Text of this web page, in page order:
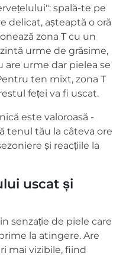
spală-te pe
delicat, așteaptă o oră
zona T cu un
urme de grăsime,
are urme dar pielea se
ten mixt, zona T
feței va fi uscat.
este valoroasă -
tenul tău la câteva ore
și reacțiile la
uscat și
senzație de piele care
la atingere. Are
mai vizibile, fiind